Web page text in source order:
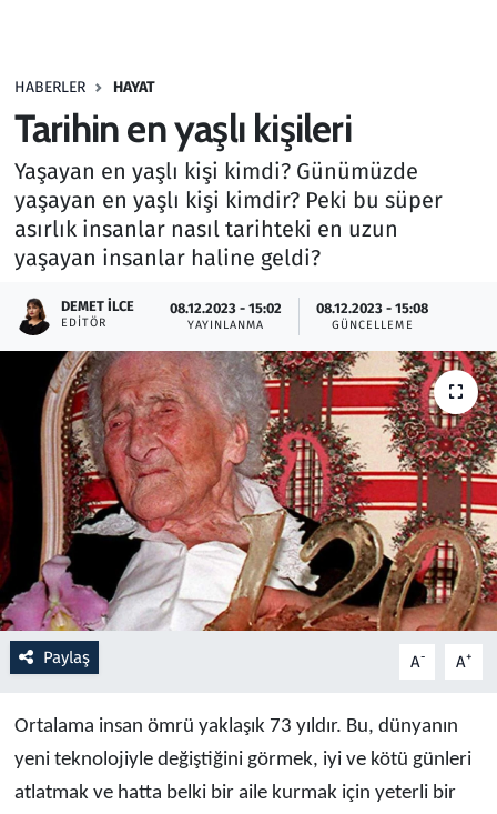
HABERLER HAYAT
Tarihin en yaşlı kişileri
Yaşayan en yaşlı kişi kimdi? Günümüzde
yaşayan en yaşlı kişi kimdir? Peki bu süper
asırlık insanlar nasıl tarihteki en uzun
yaşayan insanlar haline geldi?
DEMET İLCE
EDITÖR
08.12.2023 - 15:02
YAYINLANMA
08.12.2023 - 15:08
GÜNCELLEME
Paylaş A- A+
Ortalama insan ömrü yaklaşık 73 yıldır. Bu, dünyanın
yeni teknolojiyle değiştiğini görmek, iyi ve kötü günleri
atlatmak ve hatta belki bir aile kurmak için yeterli bir
Haber
Kurumsal Haberler
Lezzet Durağı
Memur ve Kamu
Otomobil
Oyun
Ramazan
Resmi İlanlar
Rüya Tabirleri
Sağlık
Savunma Sanayi
Seçim 2023